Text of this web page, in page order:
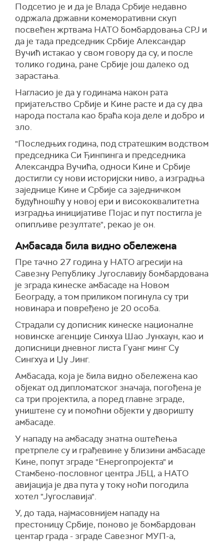
Подсетио је и да је Влада Србије недавно
одржала државни комеморативни скуп
посвећен жртвама НАТО бомбардовања СРЈ и
да је тада председник Србије Александар
Вучић истакао у свом говору да су, и после
толико година, ране Србије још далеко од
зарастања.
Нагласио је да у годинама након рата
пријатељство Србије и Кине расте и да су два
народа постала као браћа која деле и добро и
зло.
"Последњих година, под стратешким водством
председника Си Ђинпинга и председника
Александра Вучића, односи Кине и Србије
достигли су нови историјски ниво, а изградња
заједнице Кине и Србије са заједничком
будућношћу у новој ери и висококвалитетна
изградња иницијативе Појас и пут постигла је
опипљиве резултате", рекао је он.
Амбасада била видно обележена
Пре тачно 27 година у НАТО агресији на
Савезну Републику Југославију бомбардована
је зграда кинеске амбасаде на Новом
Београду, а том приликом погинула су три
новинара и повређено је 20 особа.
Страдали су дописник кинеске националне
новинске агенције Синхуа Шао Јунхаун, као и
дописници дневног листа Гуанг минг Су
Сингхуа и Џу Јинг.
Амбасада, која је била видно обележена као
објекат од дипломатског значаја, погођена је
са три пројектила, а поред главне зграде,
уништене су и помоћни објекти у дворишту
амбасаде.
У нападу на амбасаду знатна оштећења
претрпеле су и грађевине у близини амбасаде
Кине, попут зграде "Енергопројекта" и
Стамбено-пословног центра ЈБЦ, а НАТО
авијација је два пута у току ноћи погодила
хотел "Југославија".
У, до тада, најмасовнијем нападу на
престоницу Србије, поново је бомбардован
центар града - зграде Савезног МУП-а,